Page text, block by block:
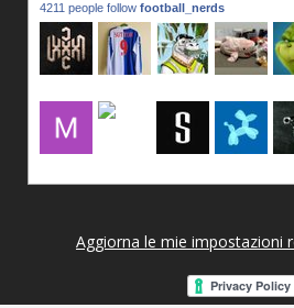
4211 people follow football_nerds
Aggiorna le mie impostazioni